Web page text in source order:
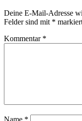
Deine E-Mail-Adresse
Felder sind mit *
Kommentar *
Name *